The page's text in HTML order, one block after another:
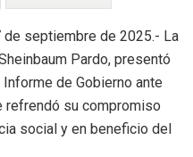
de septiembre de 2025.- La
Pardo, presentó
de Gobierno ante
refrendó su compromiso
social y en beneficio del